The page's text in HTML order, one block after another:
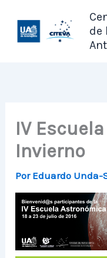
contenido
de
IV
Invierno
Por Eduardo Unda-